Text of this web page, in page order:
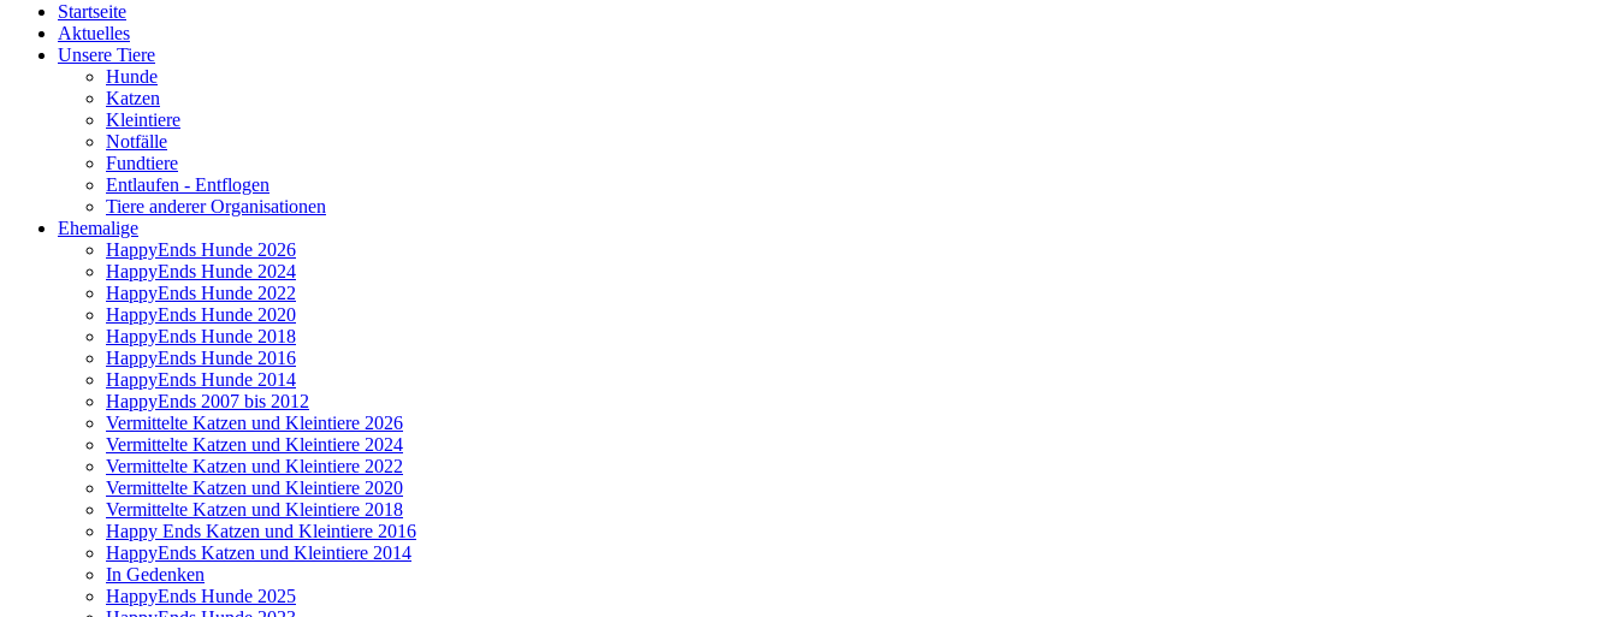
Startseite
Aktuelles
Unsere Tiere
Hunde
Katzen
Kleintiere
Notfälle
Fundtiere
Entlaufen - Entflogen
Tiere anderer Organisationen
Ehemalige
HappyEnds Hunde 2026
HappyEnds Hunde 2024
HappyEnds Hunde 2022
HappyEnds Hunde 2020
HappyEnds Hunde 2018
HappyEnds Hunde 2016
HappyEnds Hunde 2014
HappyEnds 2007 bis 2012
Vermittelte Katzen und Kleintiere 2026
Vermittelte Katzen und Kleintiere 2024
Vermittelte Katzen und Kleintiere 2022
Vermittelte Katzen und Kleintiere 2020
Vermittelte Katzen und Kleintiere 2018
Happy Ends Katzen und Kleintiere 2016
HappyEnds Katzen und Kleintiere 2014
In Gedenken
HappyEnds Hunde 2025